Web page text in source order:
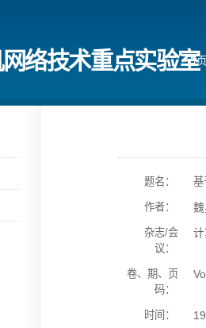
络技术重点实验室
首页
题名： 基
作者：
杂志/会
议：
卷、期、页
码：
时间：